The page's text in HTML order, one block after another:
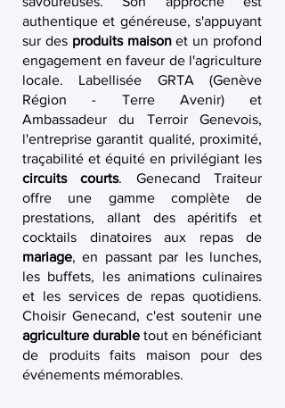
authentique et généreuse, s'appuyant
sur des produits maisonet un profond
engagement en faveur de l'agriculture
locale. Labellisée GRTA (Genève
Région - Terre Avenir) et
Ambassadeur du Terroir Genevois,
l'entreprise garantit qualité, proximité,
traçabilité et équité en privilégiant les
circuits courts. Genecand Traiteur
offre une gamme complète de
prestations, allant des apéritifs et
cocktails dinatoires aux repas de
mariage, en passant par les lunches,
les buffets, les animations culinaires
et les services de repas quotidiens.
Choisir Genecand, c'est soutenir une
agriculture durable tout en bénéficiant
de produits faits maison pour des
événements mémorables.